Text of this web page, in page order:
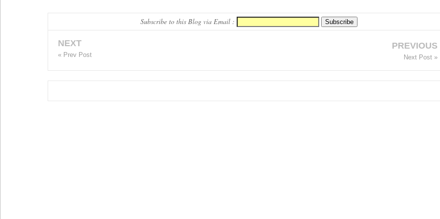
Subscribe to this Blog via Email :
NEXT
« Prev Post
PREVIOUS
Next Post »